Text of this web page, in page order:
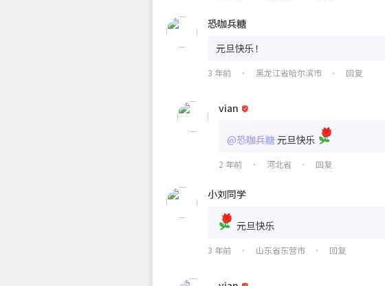
恐咖兵糖
元旦快乐！
3 年前 • 黑龙江省哈尔滨市 • 回复
vian
@恐咖兵糖元旦快乐
2 年前 • 河北省 • 回复
小刘同学
元旦快乐
3 年前 • 山东省东营市 • 回复